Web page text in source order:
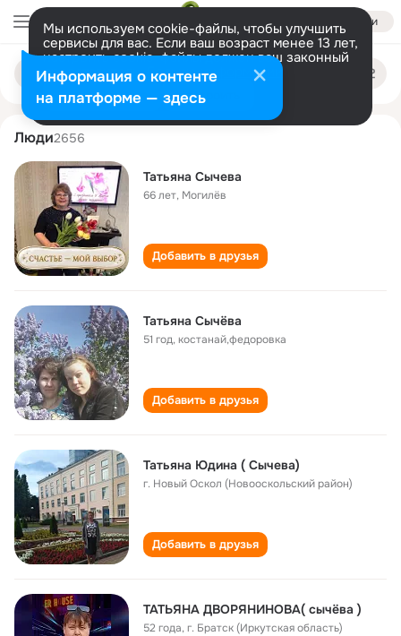
Войти
Мы используем cookie-файлы, чтобы улучшить
сервисы для вас. Если ваш возраст менее 13 лет,
настроить cookie-файлы должен ваш законный
представитель. Больше информации
Разрешить все Настроить
Поиск
людям
tatyana sycheva
Люди2656
Татьяна Сычева
66 лет, Могилёв
Добавить в друзья
Татьяна Сычёва
51 год,костанай,федоровка
Добавить в друзья
Татьяна Юдина ( Сычева)
г. Новый Оскол (Новооскольский район)
Добавить в друзья
ТАТЬЯНА ДВОРЯНИНОВА( сычёва )
52 года,г. Братск (Иркутская область)
Информация о контенте
на платформе — здесь